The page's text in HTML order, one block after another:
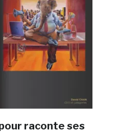
raconte ses